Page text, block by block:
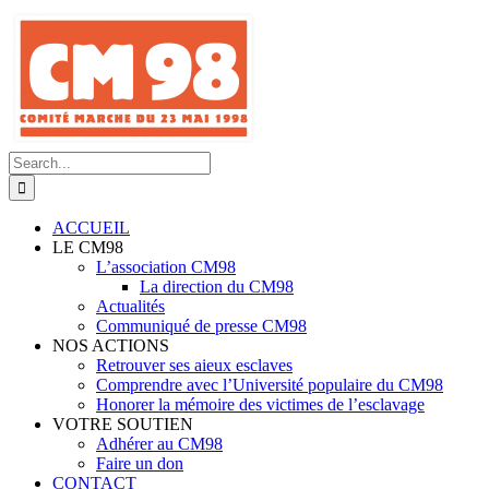
Skip
content
Search
for:
ACCUEIL
LE CM98
L’association CM98
La direction du CM98
Actualités
Communiqué de presse CM98
NOS ACTIONS
Retrouver ses aieux esclaves
Comprendre avec l’Université populaire du CM98
Honorer la mémoire des victimes de l’esclavage
VOTRE SOUTIEN
Adhérer au CM98
Faire un don
CONTACT